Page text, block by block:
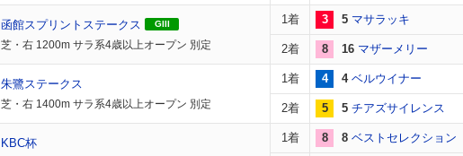
函館スプリントステークス GIII
芝・右 1200m サラ系4歳以上オープン 別定
1着 3 5 マサラッキ
2着 8 16 マザーメリー
朱鷺ステークス
芝・右 1400m サラ系4歳以上オープン 別定
1着 4 4 ベルウイナー
2着 5 5 チアズサイレンス
KBC杯 1着 8 8 ベストセレクション